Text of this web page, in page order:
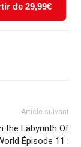
de 29,99€
Article suivant
the Labyrinth Of
Épisode 11 :